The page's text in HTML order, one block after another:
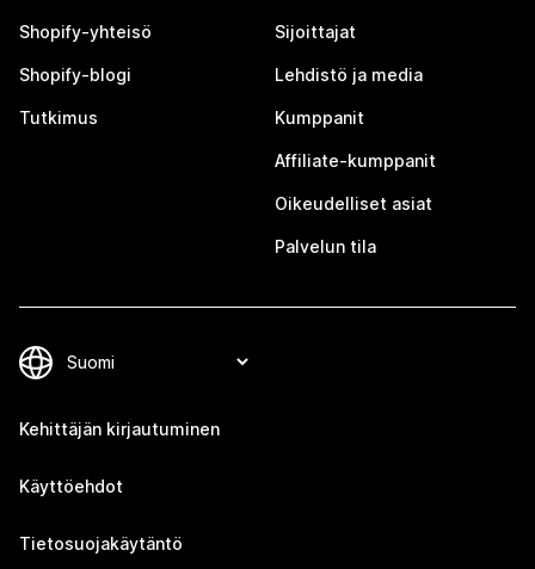
Shopify-yhteisö
Shopify-blogi
Tutkimus
Sijoittajat
Lehdistö ja media
Kumppanit
Affiliate-kumppanit
Oikeudelliset asiat
Palvelun tila
Kehittäjän kirjautuminen
Käyttöehdot
Tietosuojakäytäntö